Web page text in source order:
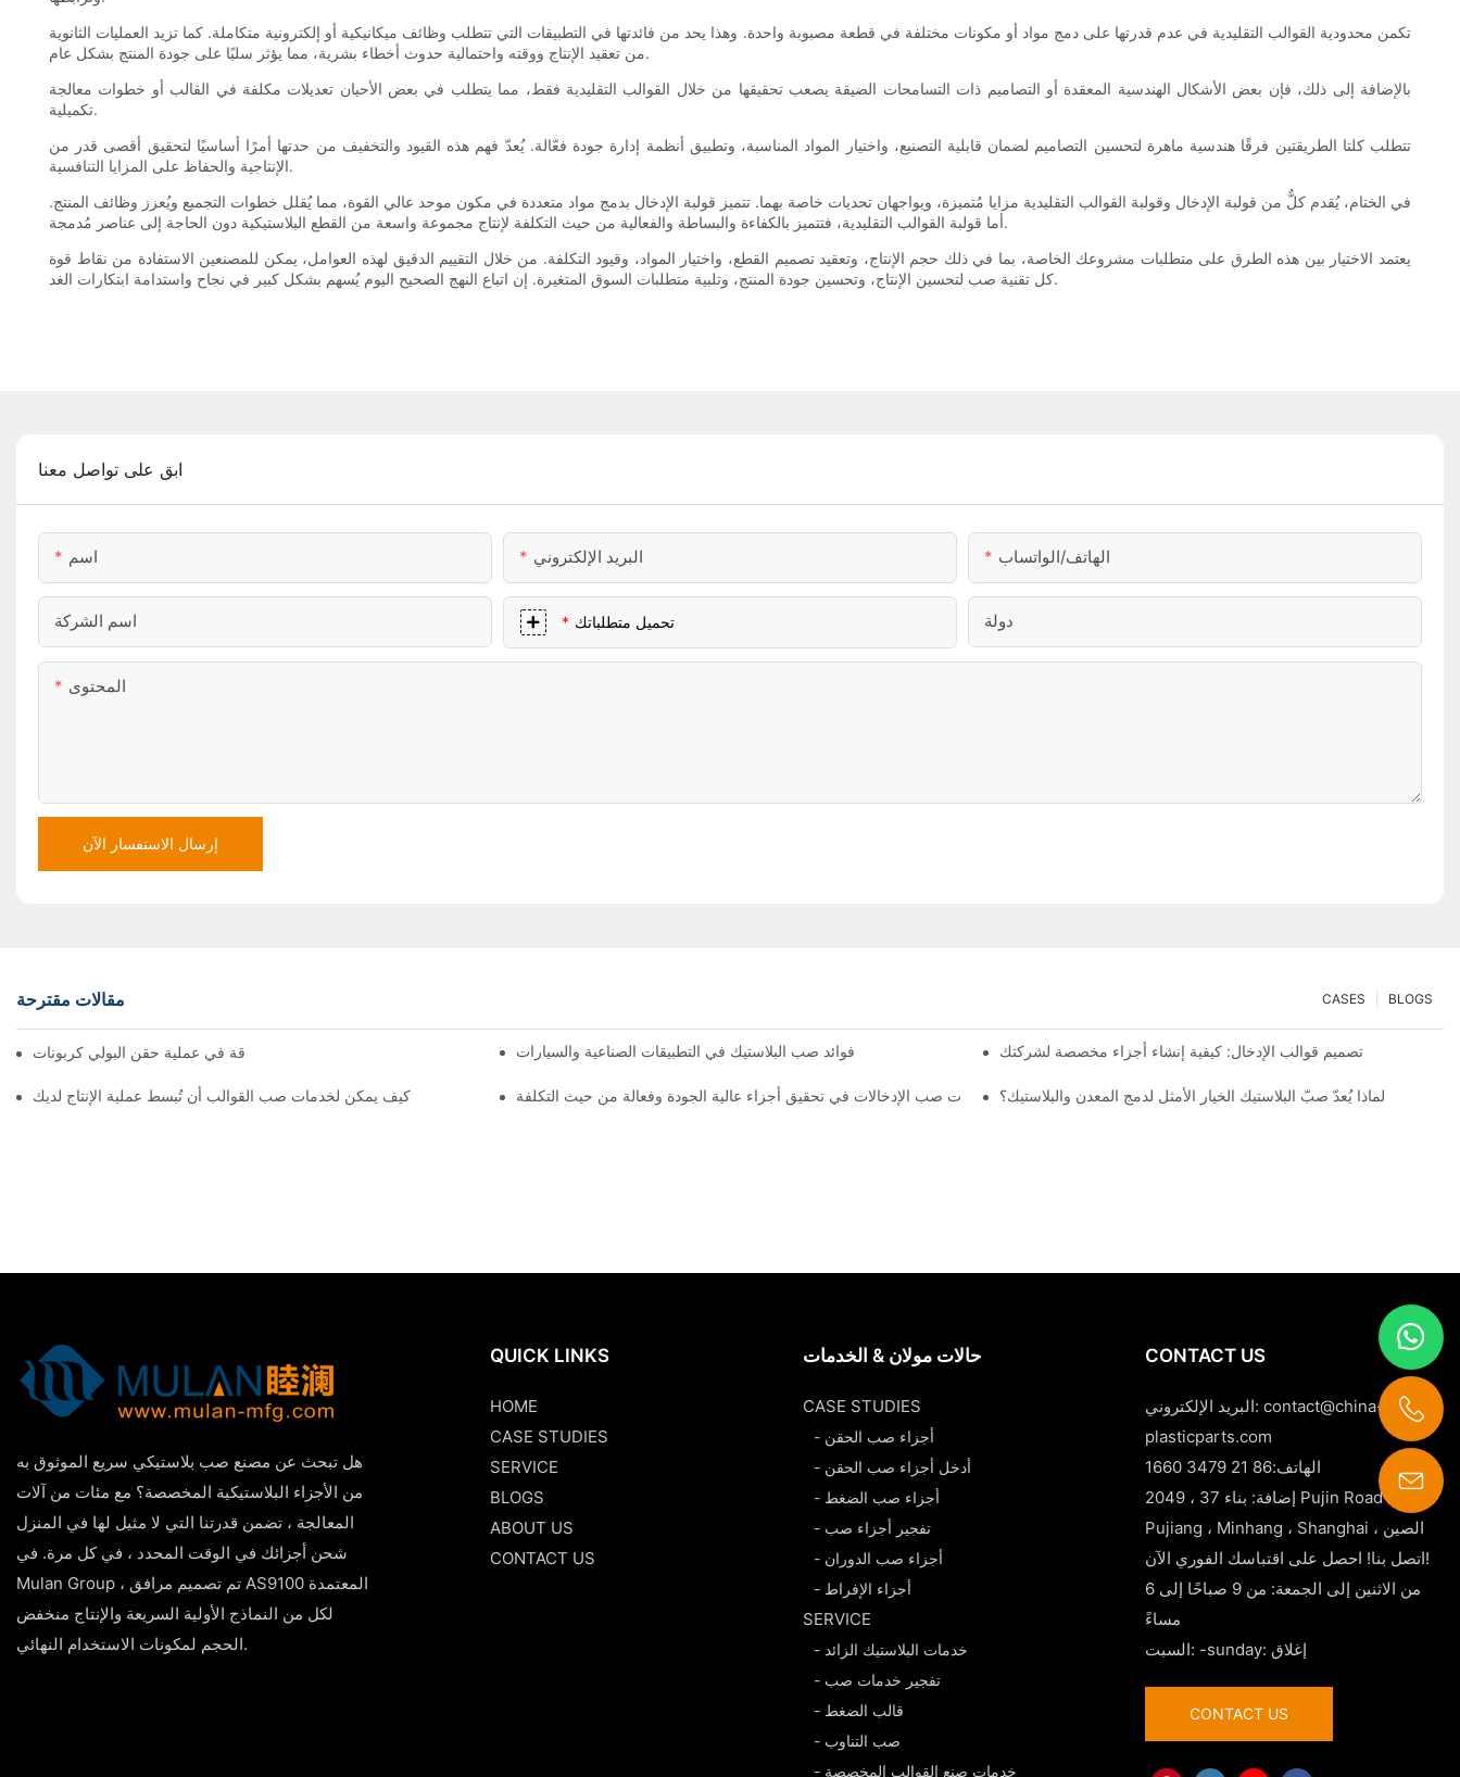
تكمن محدودية القوالب التقليدية في عدم قدرتها على دمج مواد أو مكونات مختلفة في قطعة مصبوبة واحدة. وهذا يحد من فائدتها في التطبيقات التي تتطلب وظائف ميكانيكية أو إلكترونية متكاملة. كما تزيد العمليات الثانوية
من تعقيد الإنتاج ووقته واحتمالية حدوث أخطاء بشرية، مما يؤثر سلبًا على جودة المنتج بشكل عام.
بالإضافة إلى ذلك، فإن بعض الأشكال الهندسية المعقدة أو التصاميم ذات التسامحات الضيقة يصعب تحقيقها من خلال القوالب التقليدية فقط، مما يتطلب في بعض الأحيان تعديلات مكلفة في القالب أو خطوات معالجة
تكميلية.
تتطلب كلتا الطريقتين فرقًا هندسية ماهرة لتحسين التصاميم لضمان قابلية التصنيع، واختيار المواد المناسبة، وتطبيق أنظمة إدارة جودة فعّالة. يُعدّ فهم هذه القيود والتخفيف من حدتها أمرًا أساسيًا لتحقيق أقصى قدر من
الإنتاجية والحفاظ على المزايا التنافسية.
في الختام، يُقدم كلٌّ من قولبة الإدخال وقولبة القوالب التقليدية مزايا مُتميزة، ويواجهان تحديات خاصة بهما. تتميز قولبة الإدخال بدمج مواد متعددة في مكون موحد عالي القوة، مما يُقلل خطوات التجميع ويُعزز وظائف المنتج.
أما قولبة القوالب التقليدية، فتتميز بالكفاءة والبساطة والفعالية من حيث التكلفة لإنتاج مجموعة واسعة من القطع البلاستيكية دون الحاجة إلى عناصر مُدمجة.
يعتمد الاختيار بين هذه الطرق على متطلبات مشروعك الخاصة، بما في ذلك حجم الإنتاج، وتعقيد تصميم القطع، واختيار المواد، وقيود التكلفة. من خلال التقييم الدقيق لهذه العوامل، يمكن للمصنعين الاستفادة من نقاط قوة
كل تقنية صب لتحسين الإنتاج، وتحسين جودة المنتج، وتلبية متطلبات السوق المتغيرة. إن اتباع النهج الصحيح اليوم يُسهم بشكل كبير في نجاح واستدامة ابتكارات الغد.
ابق على تواصل معنا
اسم البريد الإلكتروني الهاتف/الواتساب
اسم الشركة تحميل متطلباتك دولة
المحتوى
إرسال الاستفسار الآن
مقالات مقترحة BLOGS
CASES
كيفية تحقيق الدقة في عملية حقن البولي كربونات فوائد صب البلاستيك في التطبيقات الصناعية والسيارات تصميم قوالب الإدخال: كيفية إنشاء أجزاء مخصصة لشركتك
كيف يمكن لخدمات صب القوالب أن تُبسط عملية الإنتاج لديك دور شركات صب الإدخالات في تحقيق أجزاء عالية الجودة وفعالة من حيث التكلفةلماذا يُعدّ صبّ البلاستيك الخيار الأمثل لدمج المعدن والبلاستيك؟
هل تبحث عن مصنع صب بلاستيكي سريع الموثوق به
من الأجزاء البلاستيكية المخصصة؟ مع مئات من آلات
المعالجة ، تضمن قدرتنا التي لا مثيل لها في المنزل
شحن أجزائك في الوقت المحدد ، في كل مرة. في
Mulan Group ، تم تصميم مرافق AS9100 المعتمدة
لكل من النماذج الأولية السريعة والإنتاج منخفض
الحجم لمكونات الاستخدام النهائي.
QUICK LINKS
HOME
CASE STUDIES
SERVICE
BLOGS
ABOUT US
CONTACT US
حالات مولان & الخدمات
CASE STUDIES
- أجزاء صب الحقن
- أدخل أجزاء صب الحقن
- أجزاء صب الضغط
- تفجير أجزاء صب
- أجزاء صب الدوران
- أجزاء الإفراط
SERVICE
- خدمات البلاستيك الزائد
- تفجير خدمات صب
- قالب الضغط
- صب التناوب
- خدمات صنع القوالب المخصصة
CONTACT US
البريد الإلكتروني:contact@china-
plasticparts.com
الهاتف:86 21 3479 1660
إضافة: بناء 37 ، 2049 Pujin Road ،
Pujiang ، Minhang ، Shanghai ، الصين
اتصل بنا! احصل على اقتباسك الفوري الآن!
من الاثنين إلى الجمعة: من 9 صباحًا إلى 6
مساءً
السبت: -sunday: إغلاق
CONTACT US